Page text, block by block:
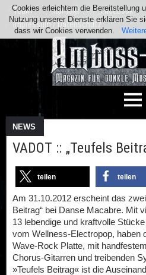
Team Kontakt Facebook
Impressum / Datenschutz
NEWS
VADOT :: „Teufels
teilen teilen
Am 31.10.2012 erscheint das
Beitrag“ bei Danse Macabre. Mit
13 lebendige und kraftvolle
vom Wellness-Electropop, haben
Wave-Rock Platte, mit
Chorus-Gitarren und treibenden
»Teufels Beitrag« ist die
Cookies erleichtern die Bereitstellung
Nutzung unserer Dienste erklären Sie
dass wir Cookies verwenden.